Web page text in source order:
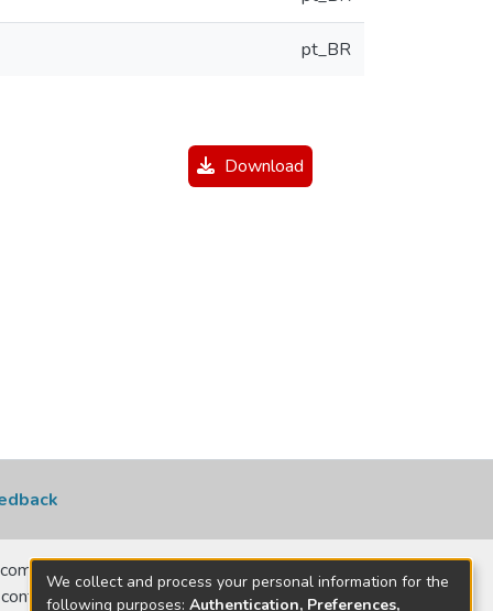
pt_BR
Download
no
para
We collect and process your personal information for the
following purposes: Authentication, Preferences,